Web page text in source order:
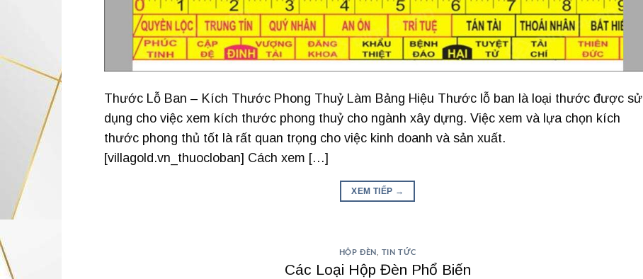
Thước Lỗ Ban – Kích Thước Phong Thuỷ Làm Bảng Hiệu Thước lỗ ban là loại thước được sử
dụng cho việc xem kích thước phong thuỷ cho ngành xây dựng. Việc xem và lựa chọn kích
thước phong thủ tốt là rất quan trọng cho việc kinh doanh và sản xuất.
[villagold.vn_thuocloban] Cách xem […]
XEM TIẾP →
HỘP ĐÈN TIN TỨC
Các Loại Hộp Đèn Phổ Biến